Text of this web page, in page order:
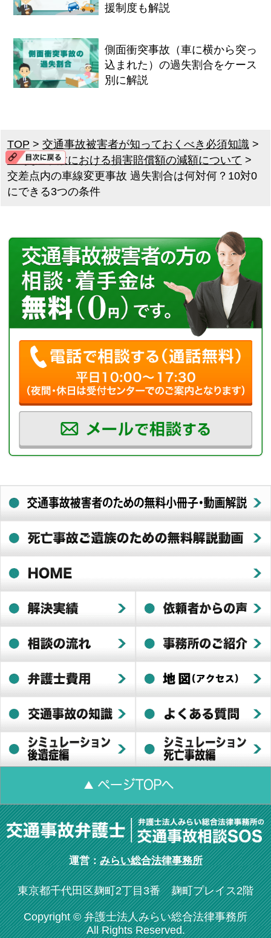
援制度も解説
側面衝突事故（車に横から突っ
込まれた）の過失割合をケース
別に解説
TOP > 交通事故被害者が知っておくべき必須知識>
8．交通事故における損害賠償額の減額について >
交差点内の車線変更事故 過失割合は何対何？10対0
にできる3つの条件
運営：みらい総合法律事務所
東京都千代田区麹町2丁目3番 麹町プレイス2階
Copyright © 弁護士法人みらい総合法律事務所
All Rights Reserved.